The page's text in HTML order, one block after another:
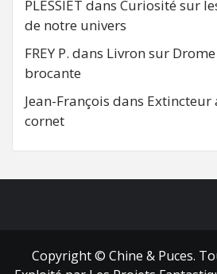
PLESSIET dans Curiosité sur
de notre univers
FREY P. dans Livron sur
brocante
Jean-François dans Extincteur
cornet
Copyright © Chine & Puces.